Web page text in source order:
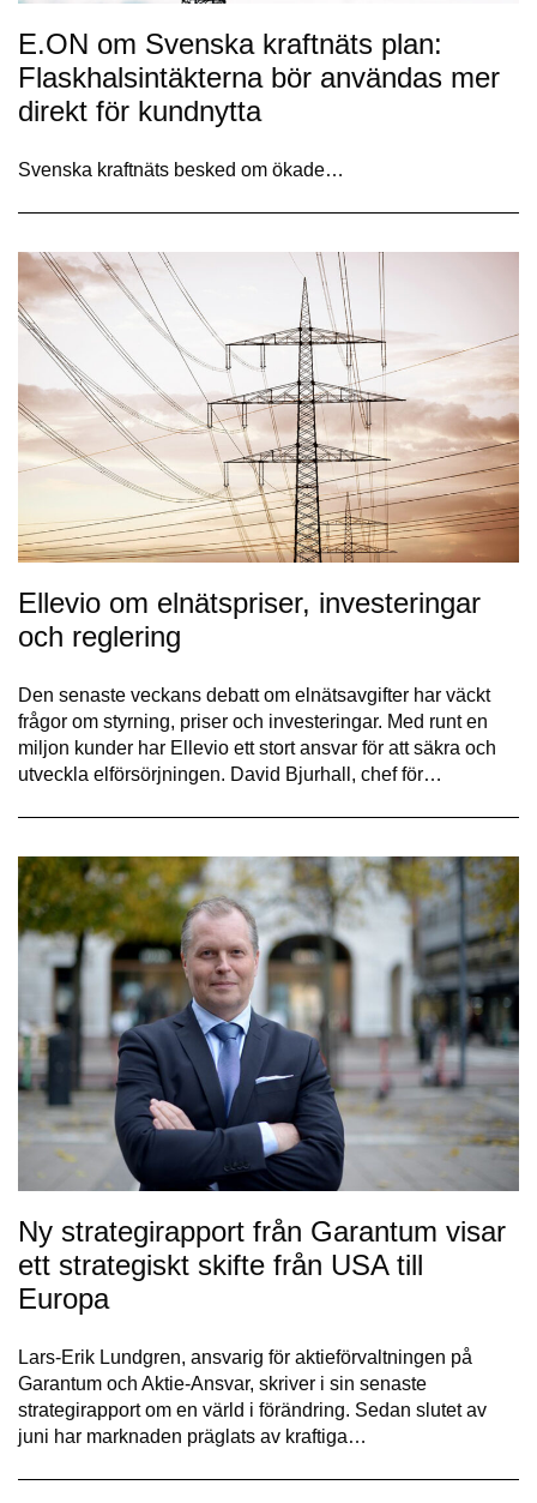
E.ON om Svenska kraftnäts plan:
Flaskhalsintäkterna bör användas mer
direkt för kundnytta
Svenska kraftnäts besked om ökade…
Ellevio om elnätspriser, investeringar
och reglering
Den senaste veckans debatt om elnätsavgifter har väckt
frågor om styrning, priser och investeringar. Med runt en
miljon kunder har Ellevio ett stort ansvar för att säkra och
utveckla elförsörjningen. David Bjurhall, chef för…
Ny strategirapport från Garantum visar
ett strategiskt skifte från USA till
Europa
Lars-Erik Lundgren, ansvarig för aktieförvaltningen på
Garantum och Aktie-Ansvar, skriver i sin senaste
strategirapport om en värld i förändring. Sedan slutet av
juni har marknaden präglats av kraftiga…